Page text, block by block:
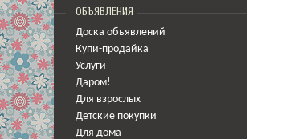
ОБЪЯВЛЕНИЯ
Доска объявлений
Купи-продайка
Услуги
Даром!
Для взрослых
Детские покупки
Для дома